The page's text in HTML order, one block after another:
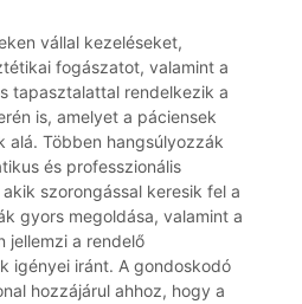
vállal kezeléseket,
fogászatot, valamint a
tapasztalattal rendelkezik a
is, amelyet a páciensek
alá. Többen hangsúlyozzák
és professzionális
szorongással keresik fel a
gyors megoldása, valamint a
jellemzi a rendelő
igényei iránt. A gondoskodó
hozzájárul ahhoz, hogy a